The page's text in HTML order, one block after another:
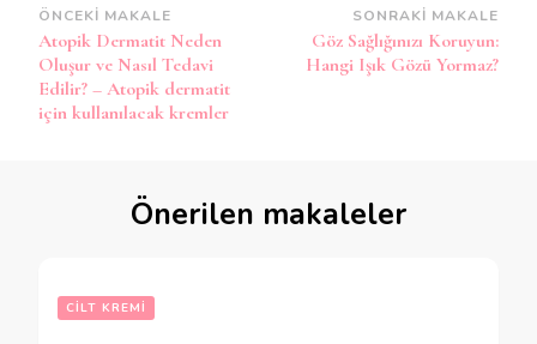
Yazı
dolaşımı
ÖNCEKI MAKALE
Atopik Dermatit Neden
Oluşur ve Nasıl Tedavi
Edilir? – Atopik dermatit
için kullanılacak kremler
SONRAKI MAKALE
Göz Sağlığınızı Koruyun:
Hangi Işık Gözü Yormaz?
Önerilen makaleler
CILT KREMI